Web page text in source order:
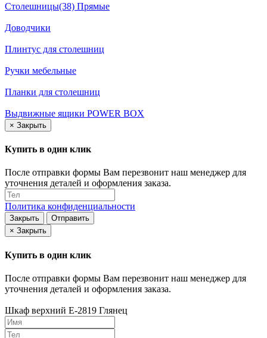
Столешницы(38) Прямые
Доводчики
Плинтус для столешниц
Ручки мебельные
Планки для столешниц
Выдвижные ящики POWER BOX
× Закрыть
Купить в один клик
После отправки формы Вам перезвонит наш менеджер для
уточнения деталей и оформления заказа.
Политика конфиденциальности
Закрыть
Отправить
× Закрыть
Купить в один клик
После отправки формы Вам перезвонит наш менеджер для
уточнения деталей и оформления заказа.
Шкаф верхний Е-2819 Глянец